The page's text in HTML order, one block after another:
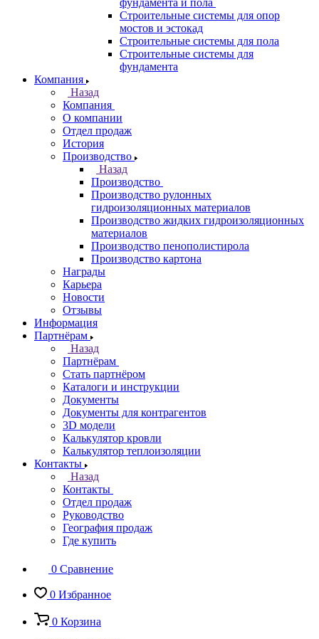
фундамента и пола
Строительные системы для опор
мостов и эстокад
Строительные системы для пола
Строительные системы для
фундамента
Компания
Назад
Компания
О компании
Отдел продаж
История
Производство
Назад
Производство
Производство рулонных
гидроизоляционных материалов
Производство жидких гидроизоляционных
материалов
Производство пенополистирола
Производство картона
Награды
Карьера
Новости
Отзывы
Информация
Партнёрам
Назад
Партнёрам
Стать партнёром
Каталоги и инструкции
Документы
Документы для контрагентов
3D модели
Калькулятор кровли
Калькулятор теплоизоляции
Контакты
Назад
Контакты
Отдел продаж
Руководство
География продаж
Где купить
0 Сравнение
0 Избранное
0 Корзина